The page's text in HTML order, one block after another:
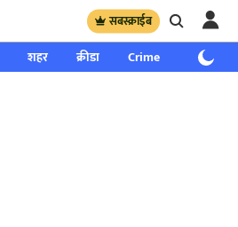
सबस्क्राईब
शहर क्रीडा Crime साप्ताहिक